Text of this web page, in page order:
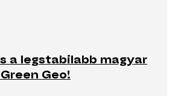
a legstabilabb magyar
Geo!